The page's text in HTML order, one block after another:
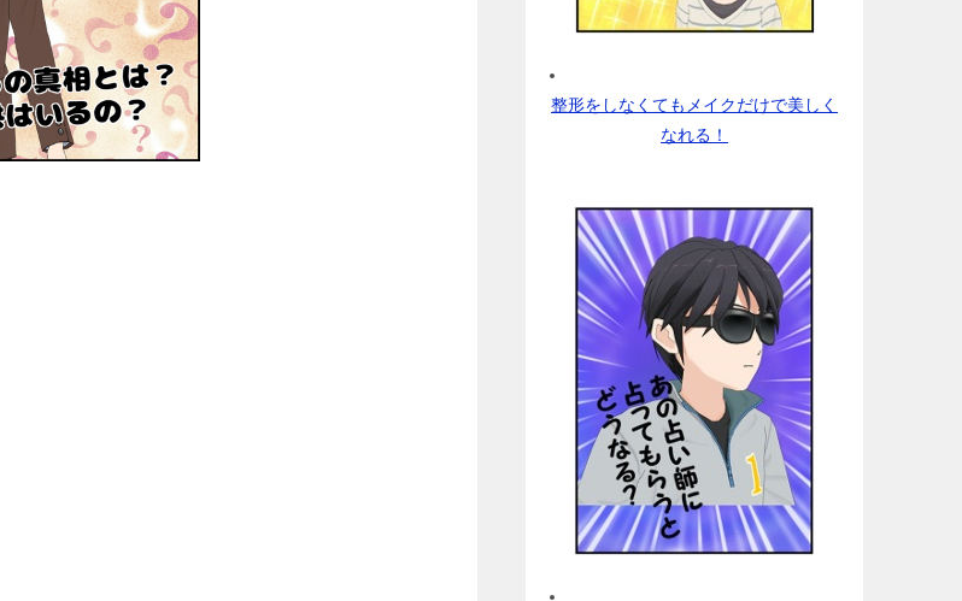
整形をしなくてもメイクだけで美しく
なれる！